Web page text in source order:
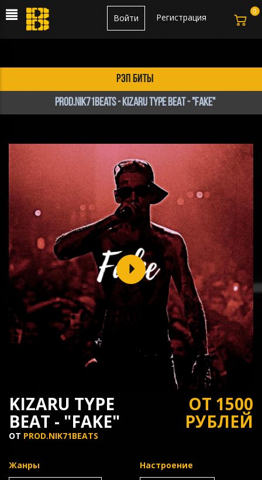
Регистрация
Войти
рэп биты
Prod.Nik71Beats - KIZARU TYPE BEAT - "Fake"
KIZARU TYPE
BEAT - "FAKE"
ОТ PROD.NIK71BEATS
ОТ 1500
РУБЛЕЙ
Жанры
Настроение
0